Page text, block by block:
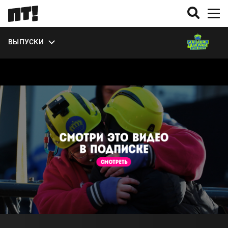
ВЫПУСКИ
УЧАСТНИКИ
О СЕЗОНЕ